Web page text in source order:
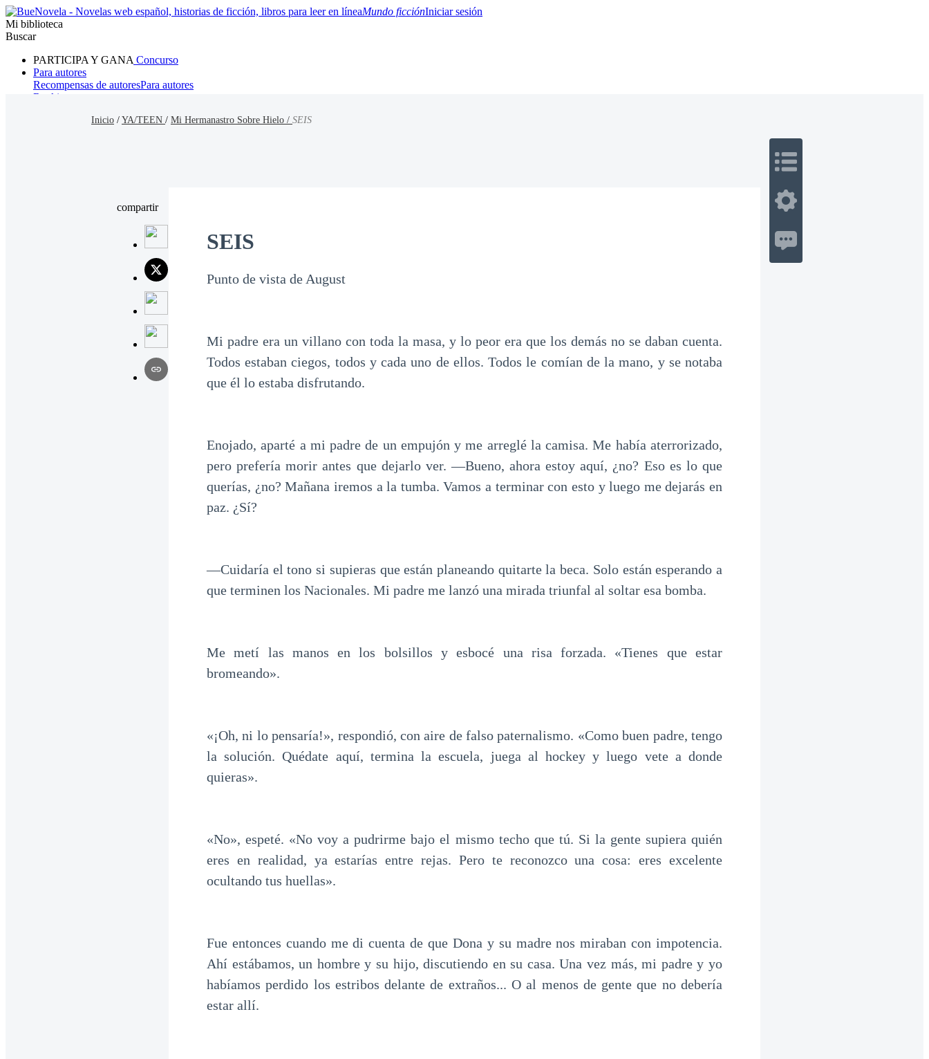
Mundo ficciónIniciar sesión
Mi biblioteca
Buscar
PARTICIPA Y GANA Concurso
Para autores
Recompensas de autoresPara autores
Ranking
Inicio / YA/TEEN / Mi Hermanastro Sobre Hielo / SEIS
compartir
SEIS
Punto de vista de August
Mi padre era un villano con toda la masa, y lo peor era que los demás no se daban cuenta.
Todos estaban ciegos, todos y cada uno de ellos. Todos le comían de la mano, y se notaba
que él lo estaba disfrutando.
Enojado, aparté a mi padre de un empujón y me arreglé la camisa. Me había aterrorizado,
pero prefería morir antes que dejarlo ver. —Bueno, ahora estoy aquí, ¿no? Eso es lo que
querías, ¿no? Mañana iremos a la tumba. Vamos a terminar con esto y luego me dejarás en
paz. ¿Sí?
—Cuidaría el tono si supieras que están planeando quitarte la beca. Solo están esperando a
que terminen los Nacionales. Mi padre me lanzó una mirada triunfal al soltar esa bomba.
Me metí las manos en los bolsillos y esbocé una risa forzada. «Tienes que estar
bromeando».
«¡Oh, ni lo pensaría!», respondió, con aire de falso paternalismo. «Como buen padre, tengo
la solución. Quédate aquí, termina la escuela, juega al hockey y luego vete a donde
quieras».
«No», espeté. «No voy a pudrirme bajo el mismo techo que tú. Si la gente supiera quién
eres en realidad, ya estarías entre rejas. Pero te reconozco una cosa: eres excelente
ocultando tus huellas».
Fue entonces cuando me di cuenta de que Dona y su madre nos miraban con impotencia.
Ahí estábamos, un hombre y su hijo, discutiendo en su casa. Una vez más, mi padre y yo
habíamos perdido los estribos delante de extraños... O al menos de gente que no debería
estar allí.